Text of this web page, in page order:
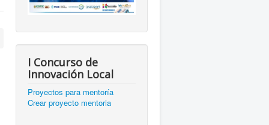
I Concurso de
Innovación Local
Proyectos para mentoría
Crear proyecto mentoria